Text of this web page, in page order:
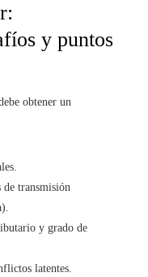
y puntos
obtener un
de transmisión
y grado de
latentes.